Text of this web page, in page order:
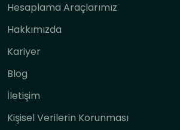
Hesaplama Araçlarımız
Hakkımızda
Kariyer
Blog
İletişim
Kişisel Verilerin Korunması